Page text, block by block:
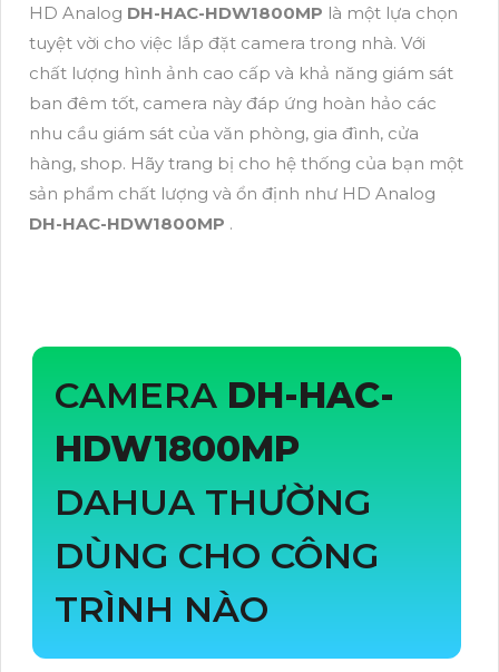
HD Analog DH-HAC-HDW1800MP là một lựa chọn
tuyệt vời cho việc lắp đặt camera trong nhà. Với
chất lượng hình ảnh cao cấp và khả năng giám sát
ban đêm tốt, camera này đáp ứng hoàn hảo các
nhu cầu giám sát của văn phòng, gia đình, cửa
hàng, shop. Hãy trang bị cho hệ thống của bạn một
sản phẩm chất lượng và ổn định như HD Analog
DH-HAC-HDW1800MP .
CAMERA DH-HAC-
HDW1800MP
DAHUA THƯỜNG
DÙNG CHO CÔNG
TRÌNH NÀO